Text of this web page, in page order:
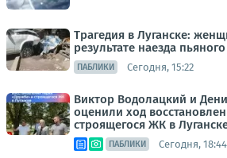
Трагедия в Луганске:
результате наезда
ПАБЛИКИ Сегодня, 15:22
Виктор Водолацкий и
оценили ход
строящегося ЖК в
ПАБЛИКИ Сегодня, 18:44